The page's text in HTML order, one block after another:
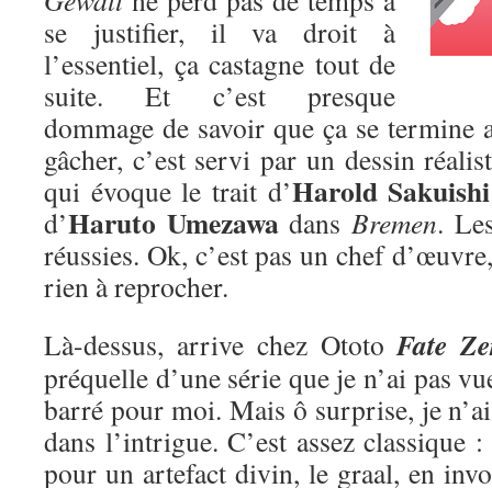
se justifier, il va droit à
l’essentiel, ça castagne tout de
suite. Et c’est presque
dommage de savoir que ça se
gâcher, c’est servi par un dessin
qui évoque le trait d’Harold Sakuishi
d’Haruto UmezawadansBremen.
réussies. Ok, c’est pas un chef
rien à reprocher.
Là-dessus, arrive chez OtotoFate
préquelle d’une série que je n’ai pas
barré pour moi. Mais ô surprise, je
dans l’intrigue. C’est assez classique
pour un artefact divin, le graal, en